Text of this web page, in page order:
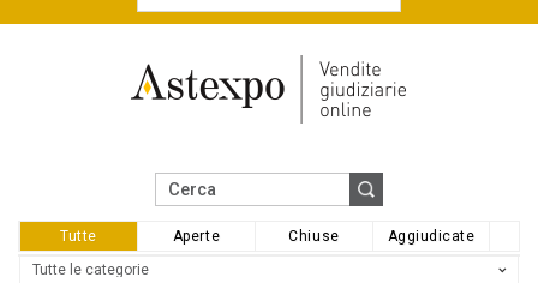
Tutte Aperte Chiuse Aggiudicate